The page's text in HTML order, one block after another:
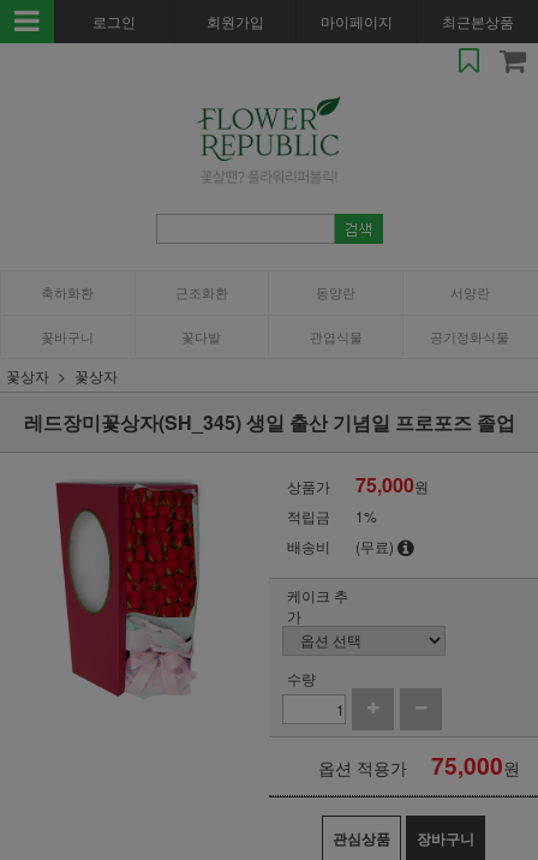
로그인 회원가입 마이페이지 최근본상품
축하화환 근조화환 동양란 서양란
꽃바구니 꽃다발 관엽식물 공기정화식물
꽃상자 꽃상자
레드장미꽃상자(SH_345) 생일 출산 기념일 프로포즈 졸업
상품가 75,000원
적립금
1%
배송비
(무료)
케이크 추
가
수량
옵션 적용가 75,000원
관심상품 장바구니